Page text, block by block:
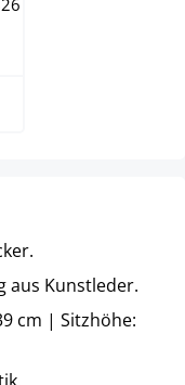
aus Kunstleder.
cm | Sitzhöhe: